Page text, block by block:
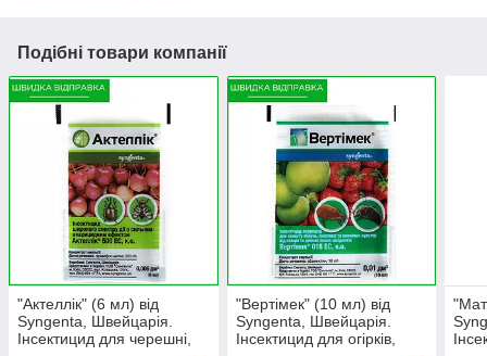
Подібні товари компанії
"Актеллік" (6 мл) від
Syngenta, Швейцарія.
Інсектицид для черешні,
"Вертімек" (10 мл) від
Syngenta, Швейцарія.
Інсектицид для огірків,